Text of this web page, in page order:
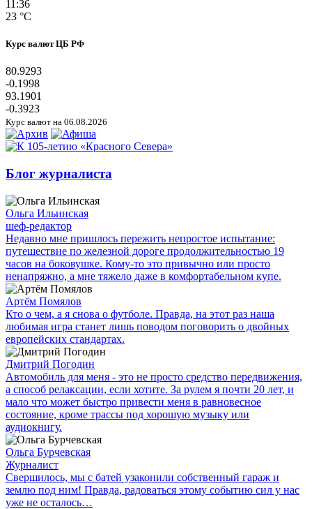
11:36
23 °C
Курс валют ЦБ РФ
80.9293
-0.1998
93.1901
-0.3923
Курс валют на 06.08.2026
Блог журналиста
Ольга Ильинская
шеф-редактор
Недавно мне пришлось пережить непростое испытание:
путешествие по железной дороге продолжительностью 19
часов на боковушке. Кому-то это привычно или просто
ненапряжно, а мне тяжело даже в комфортабельном купе.
Артём Помялов
Кто о чем, а я снова о футболе. Правда, на этот раз наша
любимая игра станет лишь поводом поговорить о двойных
европейских стандартах.
Дмитрий Погодин
Автомобиль для меня - это не просто средство передвижения,
а способ релаксации, если хотите. За рулем я почти 20 лет, и
мало что может быстро привести меня в равновесное
состояние, кроме трассы под хорошую музыку или
аудиокнигу.
Ольга Бурчевская
Журналист
Свершилось, мы с батей узаконили собственный гараж и
землю под ним! Правда, радоваться этому событию сил у нас
уже не осталось…